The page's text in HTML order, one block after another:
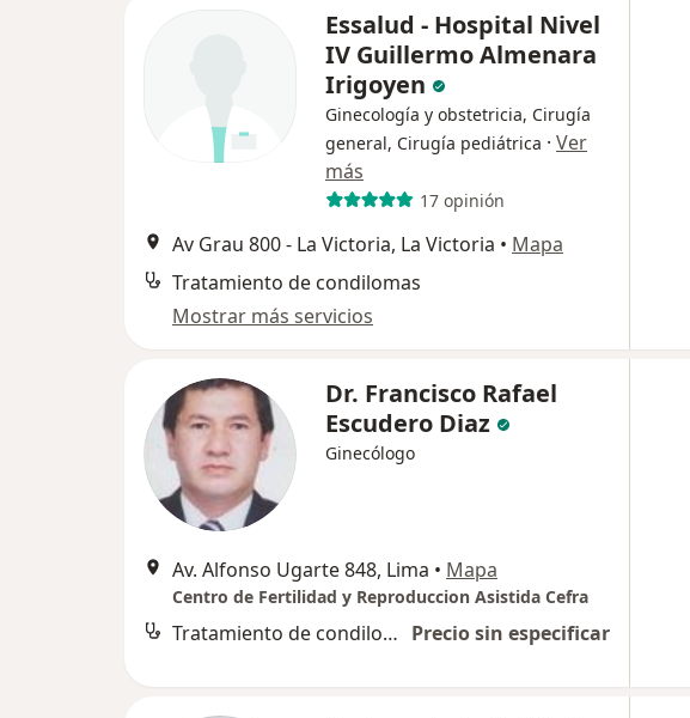
Essalud - Hospital Nivel
IV Guillermo Almenara
Irigoyen
Ginecología y obstetricia, Cirugía
general, Cirugía pediátrica · Ver
más
17 opinión
Av Grau 800 - La Victoria, La Victoria • Mapa
Tratamiento de condilomas
Mostrar más servicios
Dr. Francisco Rafael
Escudero Diaz
Ginecólogo
Av. Alfonso Ugarte 848, Lima • Mapa
Centro de Fertilidad y Reproduccion Asistida Cefra
Tratamiento de condilomas Precio sin especificar